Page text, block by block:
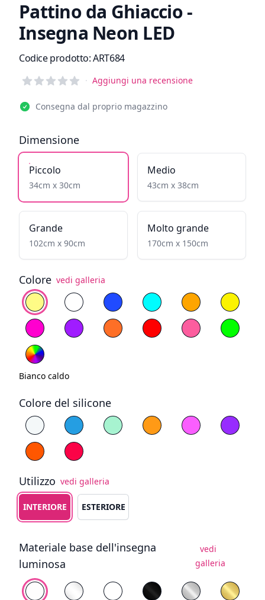
Pattino da Ghiaccio -
Insegna Neon LED
Informazioni sul prodotto
Codice prodotto:ART684
Reviews
· Aggiungi una recensione
Consegna dal proprio magazzino
Dimensione
Piccolo
34cm x 30cm
Medio
43cm x 38cm
Grande
102cm x 90cm
Molto grande
170cm x 150cm
Colore vedi galleria
Scegli il colore
Bianco caldoBianco freddo
Blu Ciano Giallo infuocato
Giallo
Magenta
Viola ArancioneRosso Rossa chiaraVerde
RGB
Bianco caldo
Colore del silicone
Scegli il colore del silicone
Bianco Blu Ciano Giallo
Viola
ArancioneRosso
Utilizzo vedi galleria
Scegli il tipo di utilizzo
INTERIORE ESTERIORE
Materiale base dell'insegna
luminosa
vedi
galleria
Scegli lo sfondo
PVC biancoPlexiglass (vetro-plastica) trasparente
Plexiglass Bianco
Plexiglass NeroPlexiglass